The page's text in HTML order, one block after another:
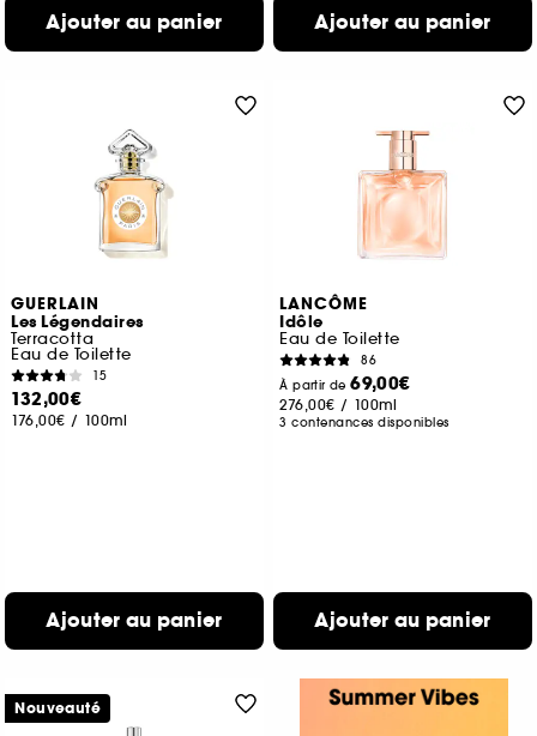
Ajouter au panier Ajouter au panier
GUERLAIN
Les Légendaires
Terracotta
Eau de Toilette
15
132,00€
176,00€ / 100ml
Ajouter au panier
LANCÔME
Idôle
Eau de Toilette
86
À partir de69,00€
276,00€ / 100ml
3 contenances disponibles
Ajouter au panier
Nouveauté